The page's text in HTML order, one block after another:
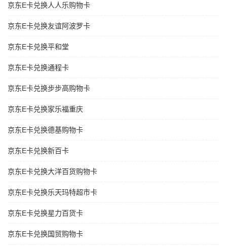
京东E卡兑换人人乐购物卡
京东E卡兑换友谊阿波罗卡
京东E卡兑换平和堂
京东E卡兑换通程卡
京东E卡兑换步步高购物卡
京东E卡兑换家乐福重庆
京东E卡兑换德基购物卡
京东E卡兑换新百卡
京东E卡兑换大洋百货购物卡
京东E卡兑换乐天玛特超市卡
京东E卡兑换星力百货卡
京东E卡兑换国贸购物卡